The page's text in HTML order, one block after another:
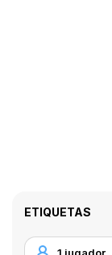
ETIQUETAS